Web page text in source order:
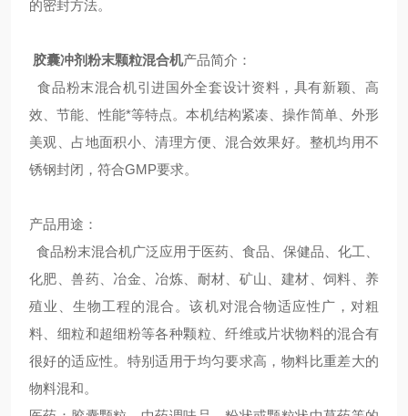
的密封方法。
胶囊冲剂粉末颗粒混合机产品简介：
食品粉末混合机引进国外全套设计资料，具有新颖、高
效、节能、性能*等特点。本机结构紧凑、操作简单、外形
美观、占地面积小、清理方便、混合效果好。整机均用不
锈钢封闭，符合GMP要求。
产品用途：
食品粉末混合机广泛应用于医药、食品、保健品、化工、
化肥、兽药、冶金、冶炼、耐材、矿山、建材、饲料、养
殖业、生物工程的混合。该机对混合物适应性广，对粗
料、细粒和超细粉等各种颗粒、纤维或片状物料的混合有
很好的适应性。特别适用于均匀要求高，物料比重差大的
物料混和。